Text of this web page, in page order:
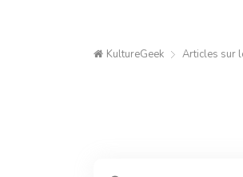
KultureGeek Articles sur